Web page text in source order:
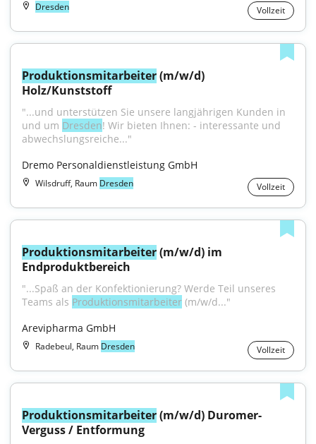
Dresden Vollzeit
Produktionsmitarbeiter (m/w/d)
Holz/Kunststoff
"...und unterstützen Sie unsere langjährigen Kunden in
und um Dresden! Wir bieten Ihnen: - interessante und
abwechslungsreiche..."
Dremo Personaldienstleistung GmbH
Wilsdruff, Raum Dresden Vollzeit
Produktionsmitarbeiter (m/w/d) im
Endproduktbereich
"...Spaß an der Konfektionierung? Werde Teil unseres
Teams als Produktionsmitarbeiter (m/w/d..."
Arevipharma GmbH
Radebeul, Raum Dresden Vollzeit
Produktionsmitarbeiter (m/w/d) Duromer-
Verguss / Entformung